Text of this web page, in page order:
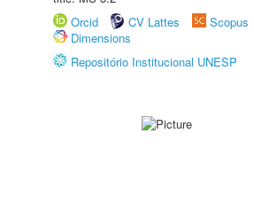
Orcid
CV Lattes Scopus
Dimensions
Repositório Institucional UNESP